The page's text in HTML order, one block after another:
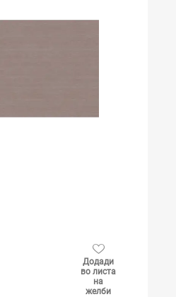
Додади
во листа
на
желби